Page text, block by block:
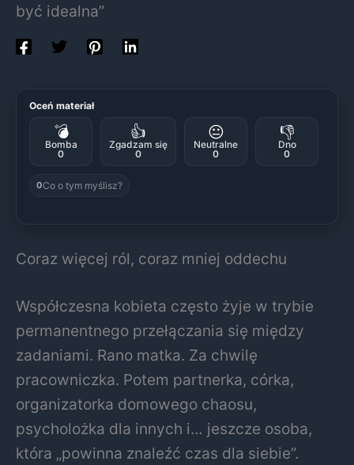
być idealna”
Oceń materiał
💣
Bomba
0
👍
Zgadzam się
0
😐
Neutralne
0
👎
Dno
0
0Co o tym myślisz?
Coraz więcej ról, coraz mniej oddechu
Współczesna kobieta często żyje w trybie
permanentnego przełączania się między
zadaniami. Rano matka. Za chwilę
pracowniczka. Potem partnerka, córka,
organizatorka domowego chaosu,
psycholożka dla innych i… jeszcze osoba,
która „powinna znaleźć czas dla siebie”.